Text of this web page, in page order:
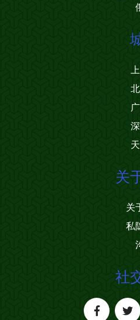
关
关
私
社